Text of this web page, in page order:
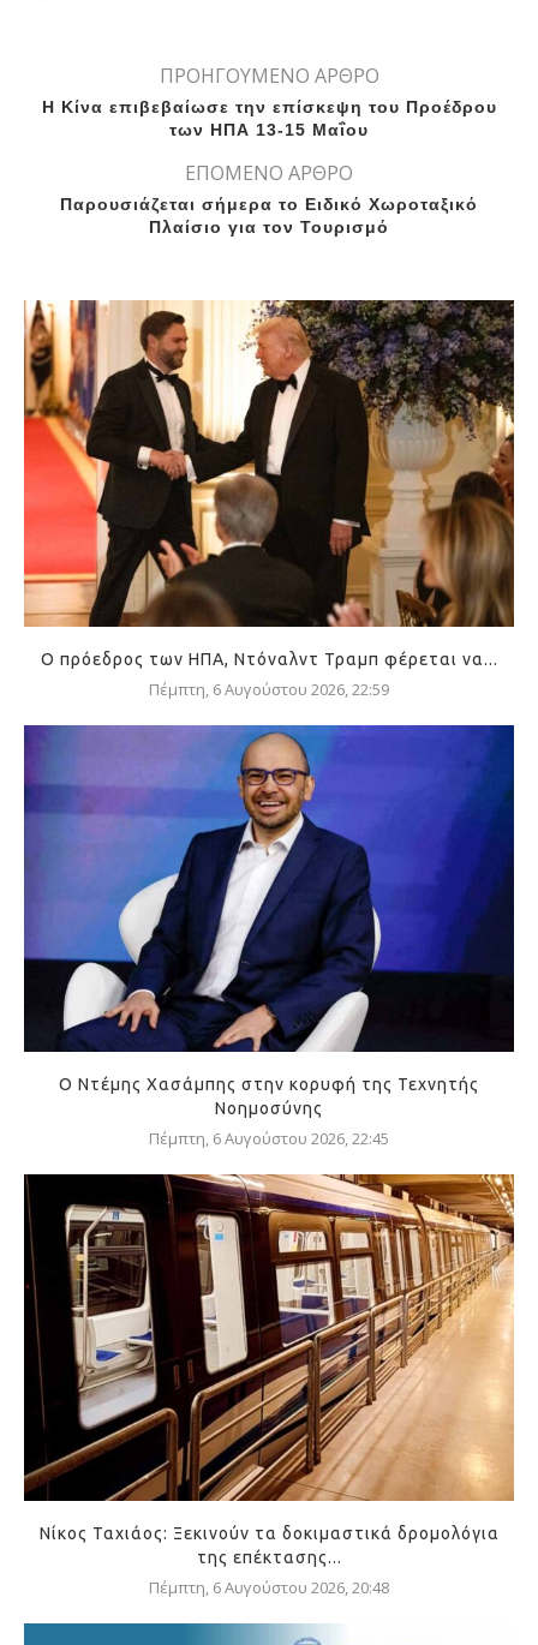
ΠΡΟΗΓΟΥΜΕΝΟ ΑΡΘΡΟ
Η Κίνα επιβεβαίωσε την επίσκεψη του Προέδρου
των ΗΠΑ 13-15 Μαΐου
ΕΠΟΜΕΝΟ ΑΡΘΡΟ
Παρουσιάζεται σήμερα το Ειδικό Χωροταξικό
Πλαίσιο για τον Τουρισμό
Ο πρόεδρος των ΗΠΑ, Ντόναλντ Τραμπ φέρεται να...
Πέμπτη, 6 Αυγούστου 2026, 22:59
Ο Ντέμης Χασάμπης στην κορυφή της Τεχνητής
Νοημοσύνης
Πέμπτη, 6 Αυγούστου 2026, 22:45
Νίκος Ταχιάος: Ξεκινούν τα δοκιμαστικά δρομολόγια
της επέκτασης...
Πέμπτη, 6 Αυγούστου 2026, 20:48